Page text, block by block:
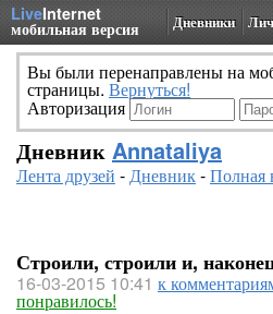
LiveInternet
мобильная версия Дневники
Вы были перенаправлены на
страницы. Вернуться!
Авторизация
Дневник Annataliya
Лента друзей -Дневник-Полная
Строили, строили и,
16-03-2015 10:41 к
понравилось!